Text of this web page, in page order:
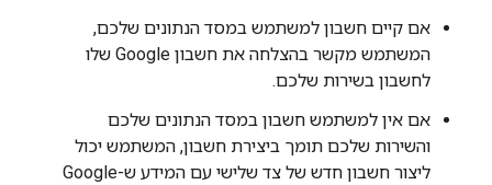
אם קיים חשבון למשתמש במסד הנתונים שלכם,
המשתמש מקשר בהצלחה את חשבון Google שלו
לחשבון בשירות שלכם.
אם אין למשתמש חשבון במסד הנתונים שלכם
והשירות שלכם תומך ביצירת חשבון, המשתמש יכול
ליצור חשבון חדש של צד שלישי עם המידע ש-Google